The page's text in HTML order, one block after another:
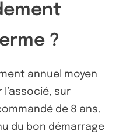
?
annuel moyen
l’associé, sur
de 8 ans.
du bon démarrage